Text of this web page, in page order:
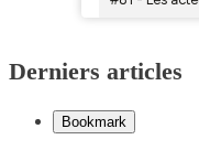
Derniers articles
Bookmark